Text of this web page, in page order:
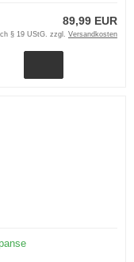
89,99 EUR
§ 19 UStG. zzgl. Versandkosten